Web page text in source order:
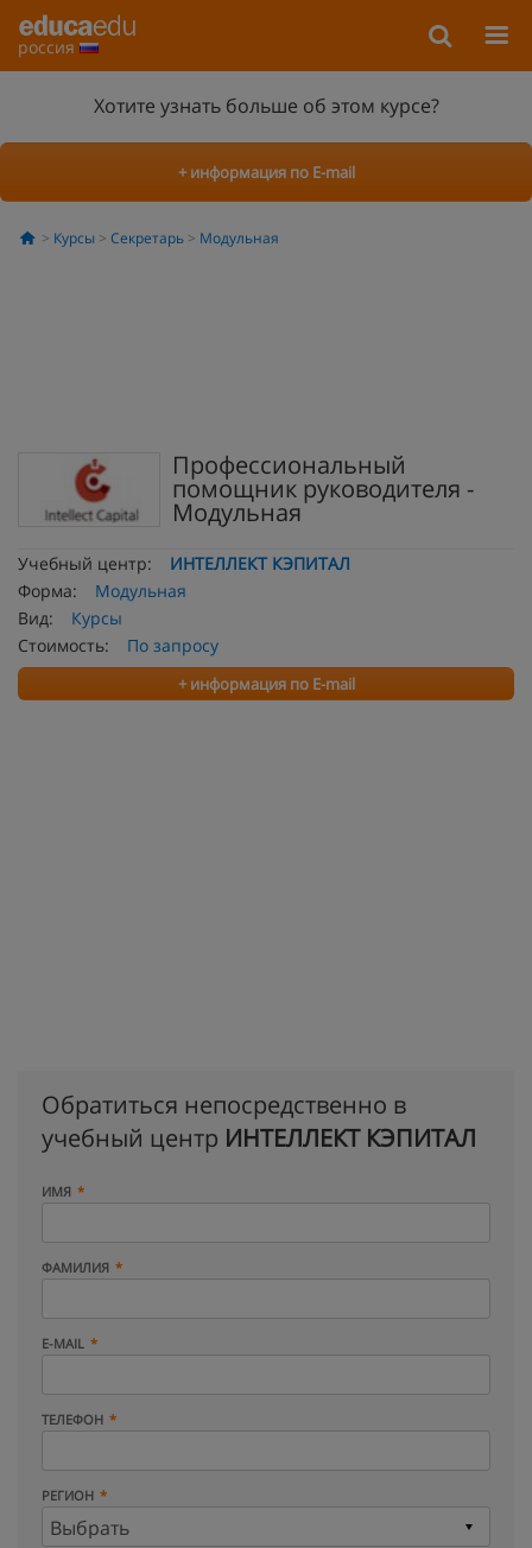
россия
Хотите узнать больше об этом курсе?
+ информация по E-mail
Курсы Секретарь Модульная
Профессиональный
помощник руководителя -
Модульная
Учебный центр:
ИНТЕЛЛЕКТ КЭПИТАЛ
Форма:
Модульная
Вид:
Курсы
Стоимость:
По запросу
+ информация по E-mail
Обратиться непосредственно в
учебный центр ИНТЕЛЛЕКТ КЭПИТАЛ
ИМЯ
ФАМИЛИЯ
E-MAIL
ТЕЛЕФОН
РЕГИОН